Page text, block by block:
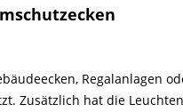
Regalanlagen
Zusätzlich hat die